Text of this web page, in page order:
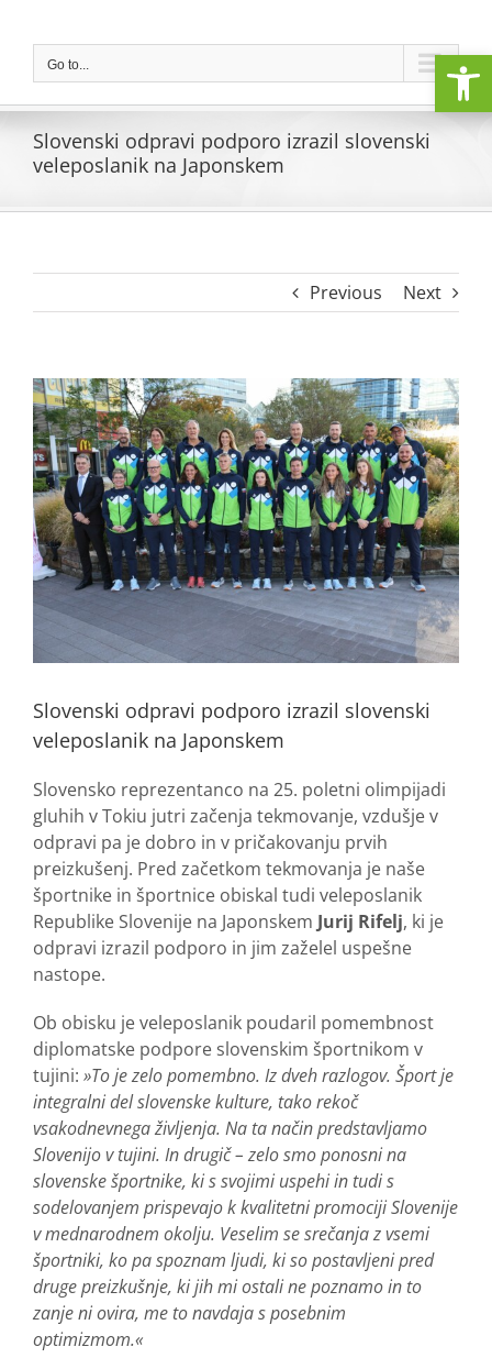
contentGo to...
Slovenski odpravi podporo izrazil slovenski
veleposlanik na Japonskem
Previous Next
View
Larger
Image
Slovenski odpravi podporo izrazil slovenski
veleposlanik na Japonskem
Slovensko reprezentanco na 25. poletni olimpijadi
gluhih v Tokiu jutri začenja tekmovanje, vzdušje v
odpravi pa je dobro in v pričakovanju prvih
preizkušenj. Pred začetkom tekmovanja je naše
športnike in športnice obiskal tudi veleposlanik
Republike Slovenije na Japonskem Jurij Rifelj, ki je
odpravi izrazil podporo in jim zaželel uspešne
nastope.
Ob obisku je veleposlanik poudaril pomembnost
diplomatske podpore slovenskim športnikom v
tujini: »To je zelo pomembno. Iz dveh razlogov. Šport je
integralni del slovenske kulture, tako rekoč
vsakodnevnega življenja. Na ta način predstavljamo
Slovenijo v tujini. In drugič – zelo smo ponosni na
slovenske športnike, ki s svojimi uspehi in tudi s
sodelovanjem prispevajo k kvalitetni promociji Slovenije
v mednarodnem okolju. Veselim se srečanja z vsemi
športniki, ko pa spoznam ljudi, ki so postavljeni pred
druge preizkušnje, ki jih mi ostali ne poznamo in to
zanje ni ovira, me to navdaja s posebnim
optimizmom.«